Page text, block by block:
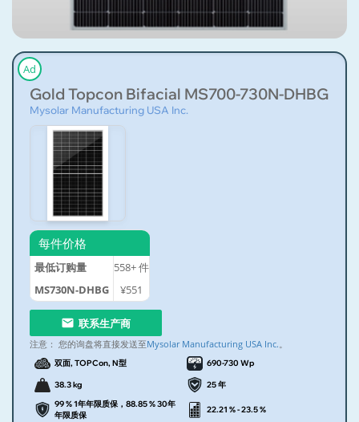
Ad
Gold Topcon Bifacial MS700-730N-DHBG
Mysolar Manufacturing USA Inc.
每件价格
最低订购量 558+件
MS730N-DHBG
¥551
联系生产商
注意： 您的询盘将直接发送至Mysolar Manufacturing USA Inc.。
双面, TOPCon, N型 690-730 Wp
38.3 kg
25 年
99 % 1年年限质保，88.85 % 30年
年限质保
22.21 % - 23.5 %